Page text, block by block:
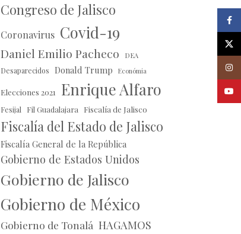
Congreso de Jalisco
Coronavirus Covid-19
Daniel Emilio Pacheco DEA
Desaparecidos Donald Trump Económia
Elecciones 2021 Enrique Alfaro
Fesijal Fil Guadalajara Fiscalía de Jalisco
Fiscalía del Estado de Jalisco
Fiscalía General de la República
Gobierno de Estados Unidos
Gobierno de Jalisco
Gobierno de México
Gobierno de Tonalá HAGAMOS